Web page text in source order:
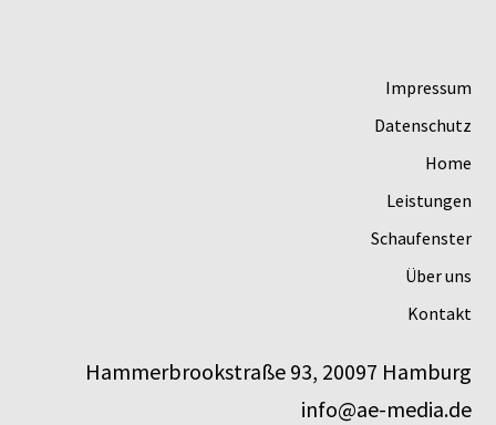
Impressum
Datenschutz
Home
Leistungen
Schaufenster
Über uns
Kontakt
Hammerbrookstraße 93, 20097 Hamburg
info@ae-media.de